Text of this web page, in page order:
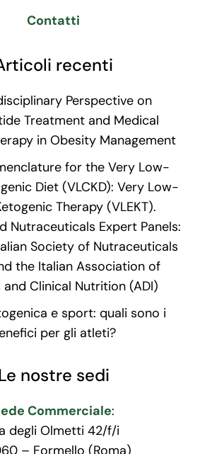
Contatti
recenti
Perspective on
Treatment and Medical
in Obesity Management
for the Very Low-
Diet (VLCKD): Very Low-
Therapy (VLEKT).
Nutraceuticals Expert Panels:
Society of Nutraceuticals
the Italian Association of
Clinical Nutrition (ADI)
e sport: quali sono i
per gli atleti?
nostre sedi
Commerciale:
degli Olmetti 42/f/i
– Formello (Roma)